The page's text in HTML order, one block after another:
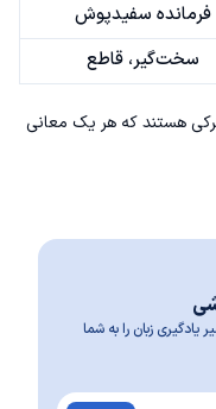
فرمانده سفیدپوش
سخت‌گیر، قاطع
هستند که هر یک معانی
زبان را به شما